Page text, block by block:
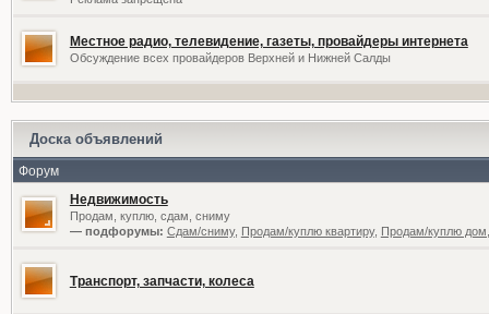
Местное радио, телевидение, газеты, провайдеры интернета
Обсуждение всех провайдеров Верхней и Нижней Салды
Доска объявлений
Форум
Недвижимость
Продам, куплю, сдам, сниму
— подфорумы: Сдам/сниму, Продам/куплю квартиру, Продам/куплю
Транспорт, запчасти, колеса